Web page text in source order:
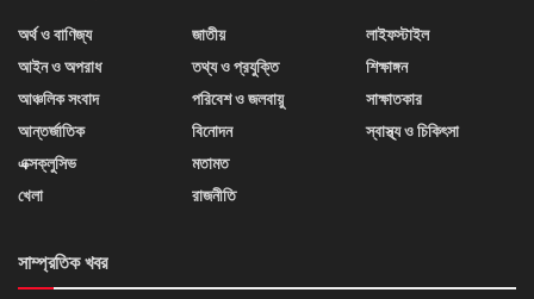
অর্থ ও বাণিজ্য
আইন ও অপরাধ
আঞ্চলিক সংবাদ
আন্তর্জাতিক
এক্সক্লুসিভ
খেলা
জাতীয়
তথ্য ও প্রযুক্তি
পরিবেশ ও জলবায়ু
বিনোদন
মতামত
রাজনীতি
লাইফস্টাইল
শিক্ষাঙ্গন
সাক্ষাতকার
স্বাস্থ্য ও চিকিৎসা
সাম্প্রতিক খবর